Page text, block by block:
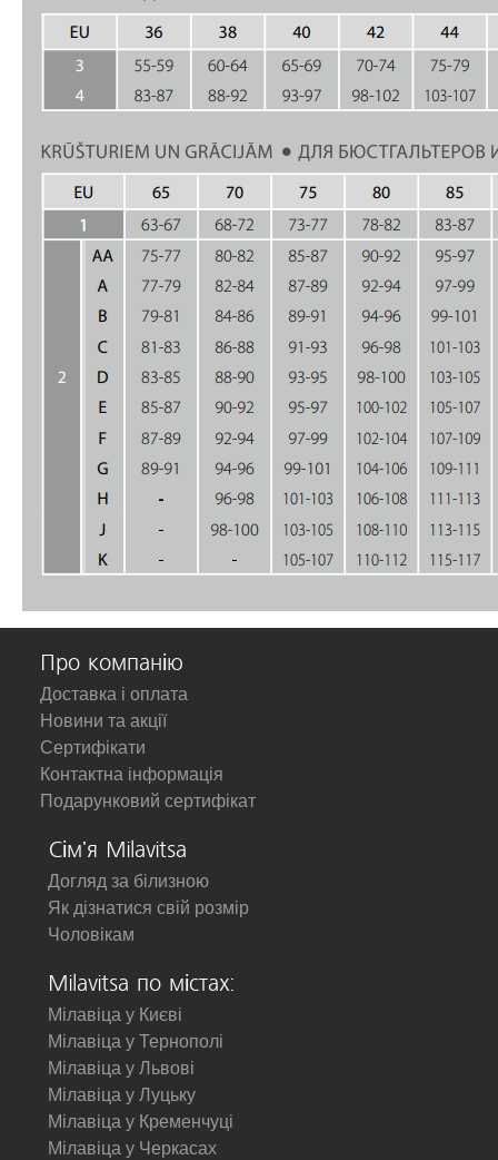
Про компанію
Доставка і оплата
Новини та акції
Сертифікати
Контактна інформація
Подарунковий сертифікат
Сім'я Milavitsa
Догляд за білизною
Як дізнатися свій розмір
Чоловікам
Milavitsa по містах:
Мілавіца у Києві
Мілавіца у Тернополі
Мілавіца у Львові
Мілавіца у Луцьку
Мілавіца у Кременчуці
Мілавіца у Черкасах